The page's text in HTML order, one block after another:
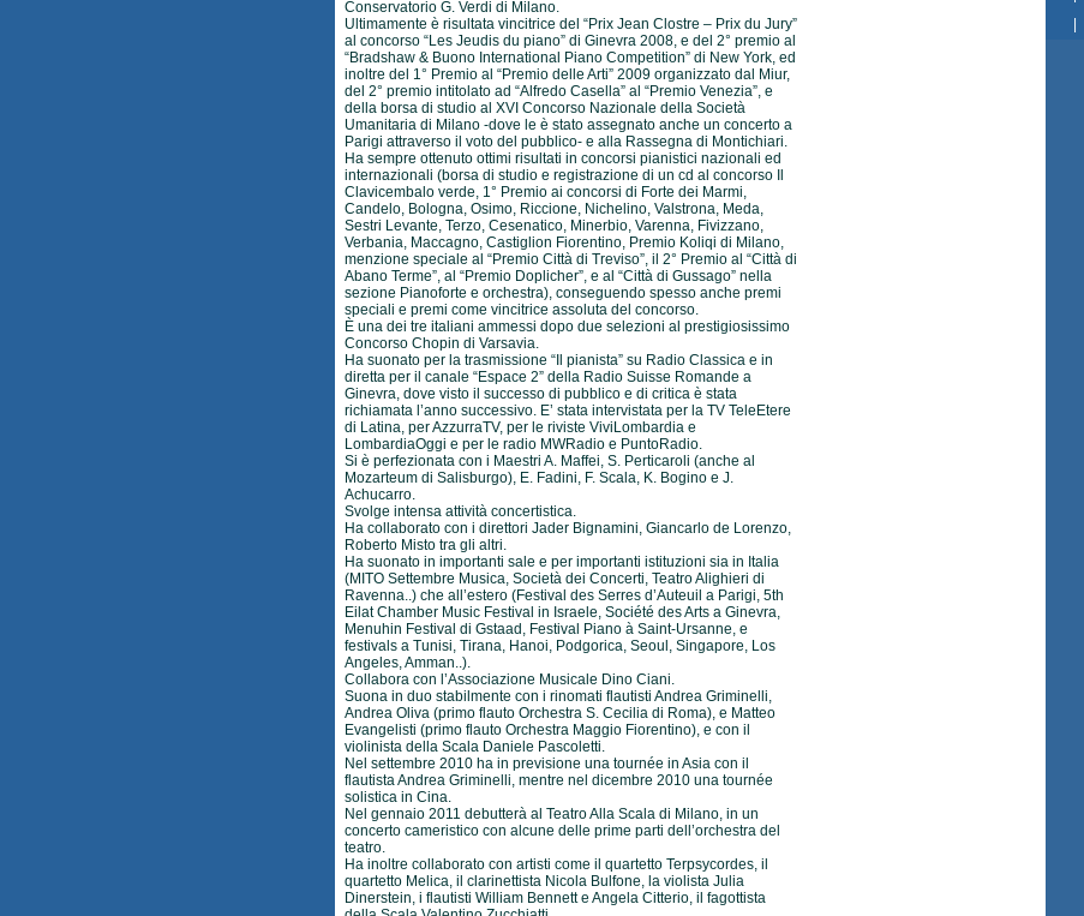
Conservatorio G. Verdi di Milano.
Ultimamente è risultata vincitrice del “Prix Jean Clostre – Prix du Jury”
al concorso “Les Jeudis du piano” di Ginevra 2008, e del 2° premio al
“Bradshaw & Buono International Piano Competition” di New York, ed
inoltre del 1° Premio al “Premio delle Arti” 2009 organizzato dal Miur,
del 2° premio intitolato ad “Alfredo Casella” al “Premio Venezia”, e
della borsa di studio al XVI Concorso Nazionale della Società
Umanitaria di Milano -dove le è stato assegnato anche un concerto a
Parigi attraverso il voto del pubblico- e alla Rassegna di Montichiari.
Ha sempre ottenuto ottimi risultati in concorsi pianistici nazionali ed
internazionali (borsa di studio e registrazione di un cd al concorso Il
Clavicembalo verde, 1° Premio ai concorsi di Forte dei Marmi,
Candelo, Bologna, Osimo, Riccione, Nichelino, Valstrona, Meda,
Sestri Levante, Terzo, Cesenatico, Minerbio, Varenna, Fivizzano,
Verbania, Maccagno, Castiglion Fiorentino, Premio Koliqi di Milano,
menzione speciale al “Premio Città di Treviso”, il 2° Premio al “Città di
Abano Terme”, al “Premio Doplicher”, e al “Città di Gussago” nella
sezione Pianoforte e orchestra), conseguendo spesso anche premi
speciali e premi come vincitrice assoluta del concorso.
È una dei tre italiani ammessi dopo due selezioni al prestigiosissimo
Concorso Chopin di Varsavia.
Ha suonato per la trasmissione “Il pianista” su Radio Classica e in
diretta per il canale “Espace 2” della Radio Suisse Romande a
Ginevra, dove visto il successo di pubblico e di critica è stata
richiamata l’anno successivo. E’ stata intervistata per la TV TeleEtere
di Latina, per AzzurraTV, per le riviste ViviLombardia e
LombardiaOggi e per le radio MWRadio e PuntoRadio.
Si è perfezionata con i Maestri A. Maffei, S. Perticaroli (anche al
Mozarteum di Salisburgo), E. Fadini, F. Scala, K. Bogino e J.
Achucarro.
Svolge intensa attività concertistica.
Ha collaborato con i direttori Jader Bignamini, Giancarlo de Lorenzo,
Roberto Misto tra gli altri.
Ha suonato in importanti sale e per importanti istituzioni sia in Italia
(MITO Settembre Musica, Società dei Concerti, Teatro Alighieri di
Ravenna..) che all’estero (Festival des Serres d’Auteuil a Parigi, 5th
Eilat Chamber Music Festival in Israele, Société des Arts a Ginevra,
Menuhin Festival di Gstaad, Festival Piano à Saint-Ursanne, e
festivals a Tunisi, Tirana, Hanoi, Podgorica, Seoul, Singapore, Los
Angeles, Amman..).
Collabora con l’Associazione Musicale Dino Ciani.
Suona in duo stabilmente con i rinomati flautisti Andrea Griminelli,
Andrea Oliva (primo flauto Orchestra S. Cecilia di Roma), e Matteo
Evangelisti (primo flauto Orchestra Maggio Fiorentino), e con il
violinista della Scala Daniele Pascoletti.
Nel settembre 2010 ha in previsione una tournée in Asia con il
flautista Andrea Griminelli, mentre nel dicembre 2010 una tournée
solistica in Cina.
Nel gennaio 2011 debutterà al Teatro Alla Scala di Milano, in un
concerto cameristico con alcune delle prime parti dell’orchestra del
teatro.
Ha inoltre collaborato con artisti come il quartetto Terpsycordes, il
quartetto Melica, il clarinettista Nicola Bulfone, la violista Julia
Dinerstein, i flautisti William Bennett e Angela Citterio, il fagottista